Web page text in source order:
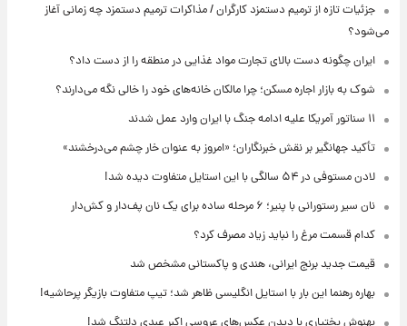
جزئیات تازه از ترمیم دستمزد کارگران / مذاکرات ترمیم دستمزد چه زمانی آغاز
می‌شود؟
ایران چگونه دست بالای تجارت مواد غذایی در منطقه را از دست داد؟
شوک به بازار اجاره مسکن؛ چرا مالکان خانه‌های خود را خالی نگه می‌دارند؟
۱۱ سناتور آمریکا علیه ادامه جنگ با ایران وارد عمل شدند
تأکید جهانگیر بر نقش خبرنگاران؛ «امروز به عنوان خار چشم می‌درخشند»
لادن مستوفی در ۵۴ سالگی با این استایل متفاوت دیده شد!
نان سیر رستورانی با پنیر؛ ۶ مرحله ساده برای یک نان پف‌دار و کش‌دار
کدام قسمت مرغ را نباید زیاد مصرف کرد؟
قیمت جدید برنج ایرانی، هندی و پاکستانی مشخص شد
بهاره رهنما این بار با استایل انگلیسی ظاهر شد؛ تیپ متفاوت بازیگر پرحاشیه!